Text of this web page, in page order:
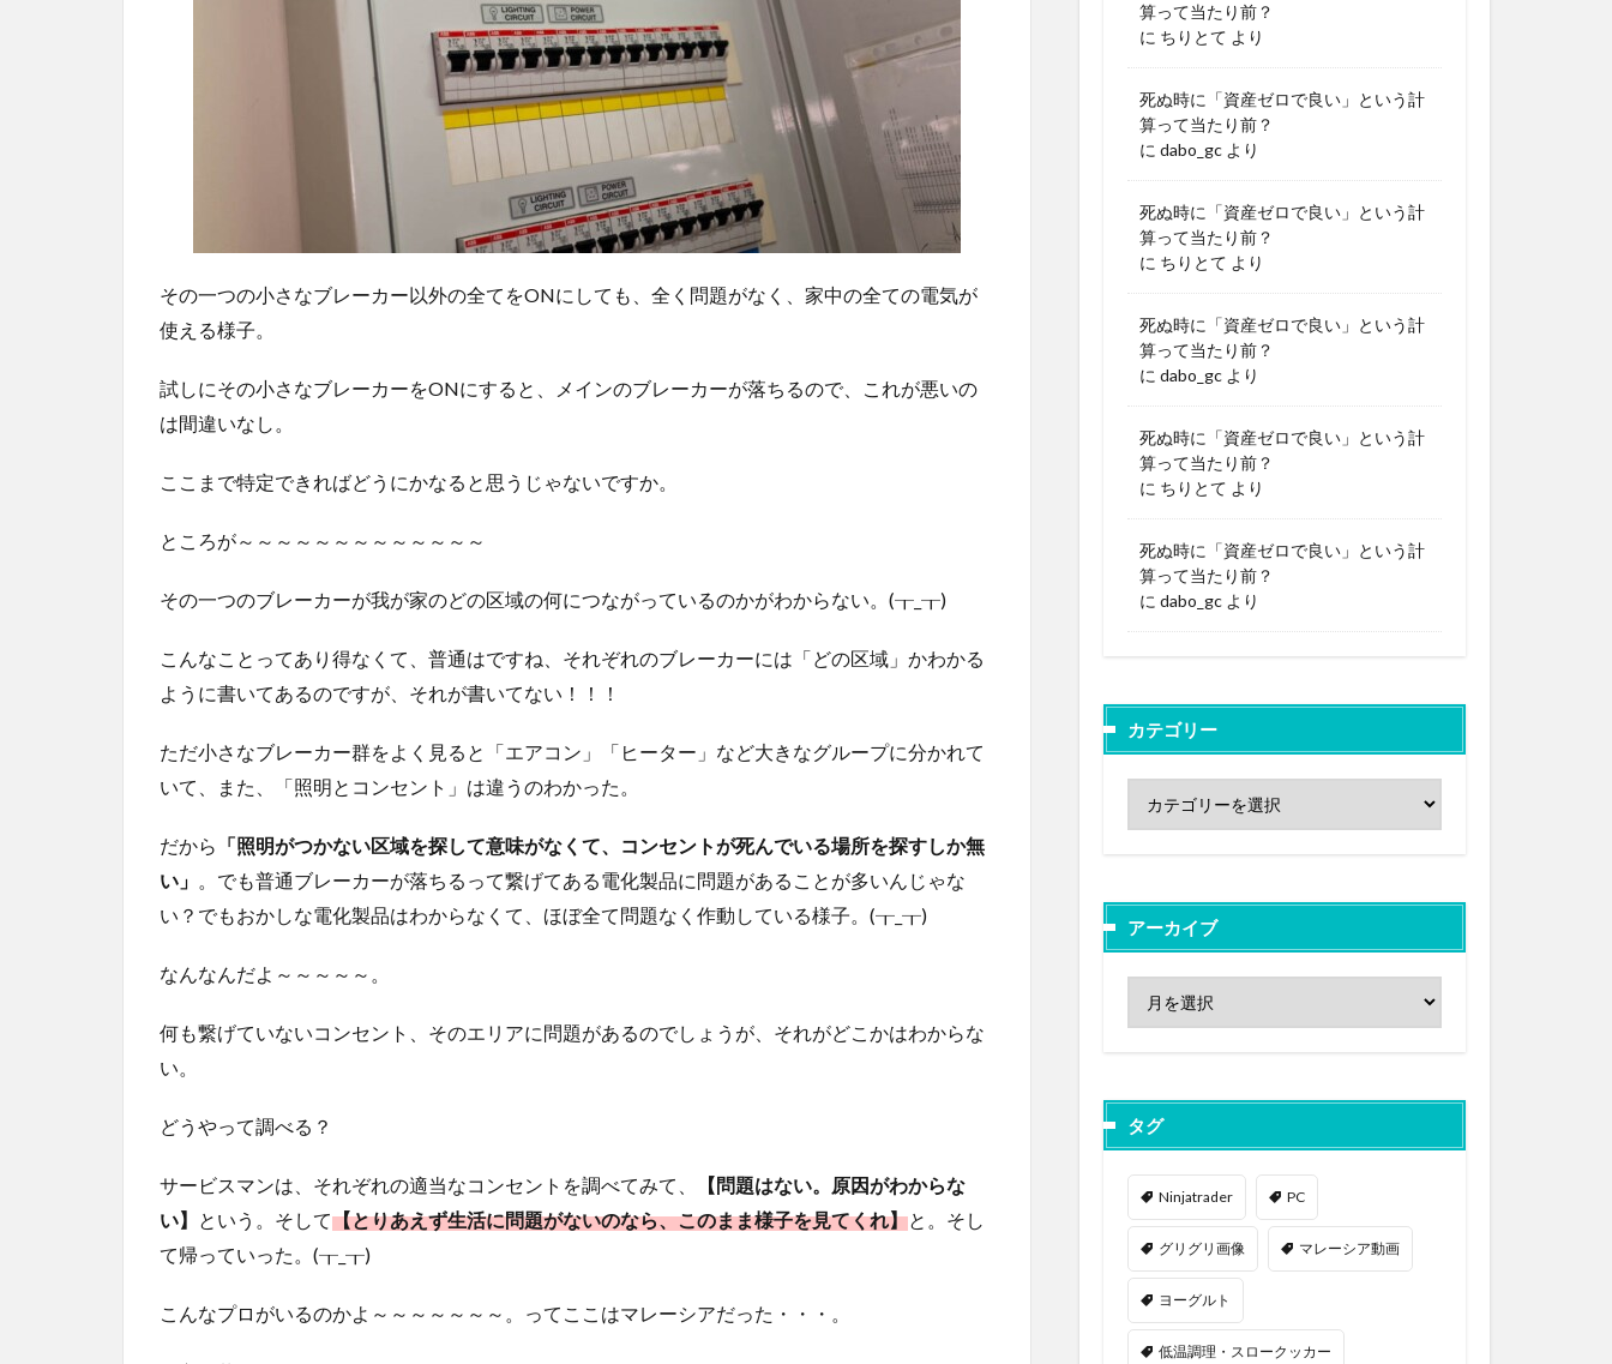
その一つの小さなブレーカー以外の全てをONにしても、全く問題がなく、家中の全ての電気が
使える様子。
試しにその小さなブレーカーをONにすると、メインのブレーカーが落ちるので、これが悪いの
は間違いなし。
ここまで特定できればどうにかなると思うじゃないですか。
ところが～～～～～～～～～～～～～
その一つのブレーカーが我が家のどの区域の何につながっているのかがわからない。(┰_┰)
こんなことってあり得なくて、普通はですね、それぞれのブレーカーには「どの区域」かわかる
ように書いてあるのですが、それが書いてない！！！
ただ小さなブレーカー群をよく見ると「エアコン」「ヒーター」など大きなグループに分かれて
いて、また、「照明とコンセント」は違うのわかった。
だから 「照明がつかない区域を探して意味がなくて、コンセントが死んでいる場所を探すしか無
い」 。でも普通ブレーカーが落ちるって繋げてある電化製品に問題があることが多いんじゃな
い？でもおかしな電化製品はわからなくて、ほぼ全て問題なく作動している様子。(┰_┰)
なんなんだよ～～～～～。
何も繋げていないコンセント、そのエリアに問題があるのでしょうが、それがどこかはわからな
い。
どうやって調べる？
サービスマンは、それぞれの適当なコンセントを調べてみて、
【問題はない。原因がわからな
い】
という。そして【とりあえず生活に問題がないのなら、このまま様子を見てくれ】と。そし
て帰っていった。(┰_┰)
こんなプロがいるのかよ～～～～～～～。ってここはマレーシアだった・・・。
算って当たり前？
に ちりとて より
死ぬ時に「資産ゼロで良い」という計
算って当たり前？
に dabo_gc より
死ぬ時に「資産ゼロで良い」という計
算って当たり前？
に ちりとて より
死ぬ時に「資産ゼロで良い」という計
算って当たり前？
に dabo_gc より
死ぬ時に「資産ゼロで良い」という計
算って当たり前？
に ちりとて より
死ぬ時に「資産ゼロで良い」という計
算って当たり前？
に dabo_gc より
カテゴリー
アーカイブ
タグ
Ninjatrader PC
グリグリ画像 マレーシア動画
ヨーグルト
低温調理・スロークッカー